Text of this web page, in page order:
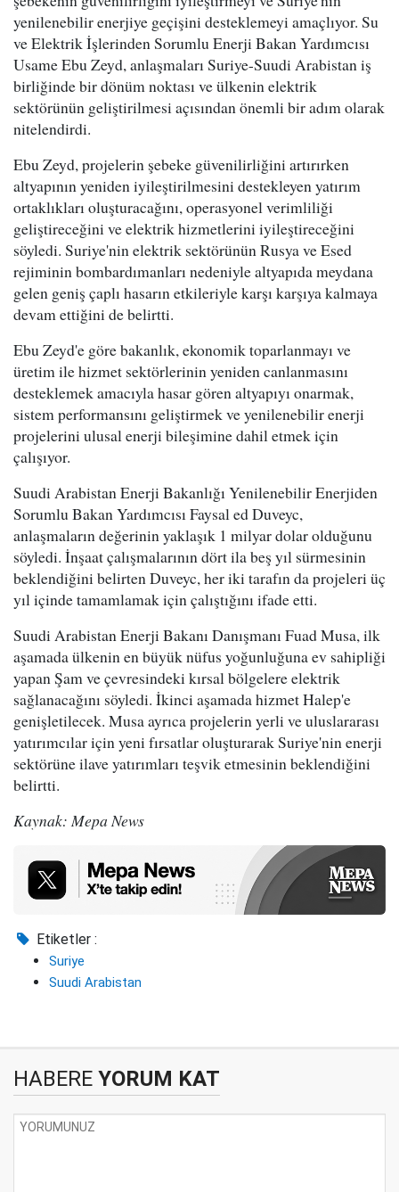
yenilenebilir enerjiye geçişini desteklemeyi amaçlıyor. Su
ve Elektrik İşlerinden Sorumlu Enerji Bakan Yardımcısı
Usame Ebu Zeyd, anlaşmaları Suriye-Suudi Arabistan iş
birliğinde bir dönüm noktası ve ülkenin elektrik
sektörünün geliştirilmesi açısından önemli bir adım olarak
nitelendirdi.
Ebu Zeyd, projelerin şebeke güvenilirliğini artırırken
altyapının yeniden iyileştirilmesini destekleyen yatırım
ortaklıkları oluşturacağını, operasyonel verimliliği
geliştireceğini ve elektrik hizmetlerini iyileştireceğini
söyledi. Suriye'nin elektrik sektörünün Rusya ve Esed
rejiminin bombardımanları nedeniyle altyapıda meydana
gelen geniş çaplı hasarın etkileriyle karşı karşıya kalmaya
devam ettiğini de belirtti.
Ebu Zeyd'e göre bakanlık, ekonomik toparlanmayı ve
üretim ile hizmet sektörlerinin yeniden canlanmasını
desteklemek amacıyla hasar gören altyapıyı onarmak,
sistem performansını geliştirmek ve yenilenebilir enerji
projelerini ulusal enerji bileşimine dahil etmek için
çalışıyor.
Suudi Arabistan Enerji Bakanlığı Yenilenebilir Enerjiden
Sorumlu Bakan Yardımcısı Faysal ed Duveyc,
anlaşmaların değerinin yaklaşık 1 milyar dolar olduğunu
söyledi. İnşaat çalışmalarının dört ila beş yıl sürmesinin
beklendiğini belirten Duveyc, her iki tarafın da projeleri üç
yıl içinde tamamlamak için çalıştığını ifade etti.
Suudi Arabistan Enerji Bakanı Danışmanı Fuad Musa, ilk
aşamada ülkenin en büyük nüfus yoğunluğuna ev sahipliği
yapan Şam ve çevresindeki kırsal bölgelere elektrik
sağlanacağını söyledi. İkinci aşamada hizmet Halep'e
genişletilecek. Musa ayrıca projelerin yerli ve uluslararası
yatırımcılar için yeni fırsatlar oluşturarak Suriye'nin enerji
sektörüne ilave yatırımları teşvik etmesinin beklendiğini
belirtti.
Kaynak: Mepa News
Etiketler :
Suriye
Suudi Arabistan
HABERE YORUM KAT